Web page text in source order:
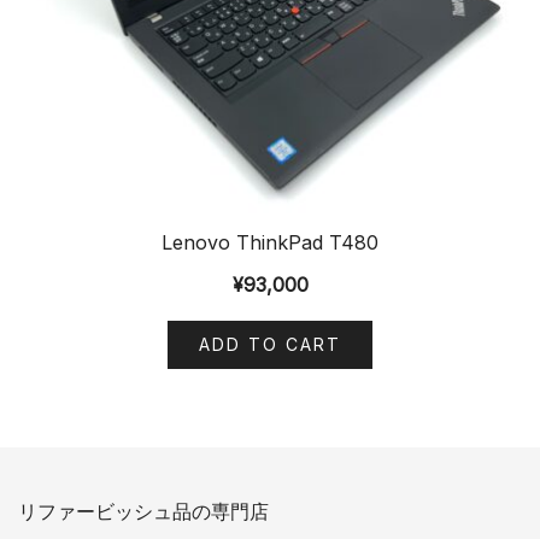
Lenovo ThinkPad T480
¥93,000
ADD TO CART
リファービッシュ品の専門店